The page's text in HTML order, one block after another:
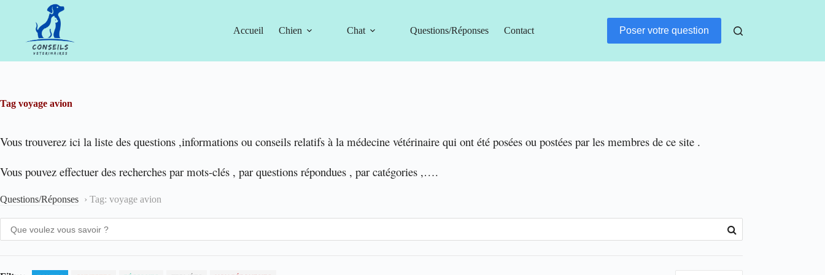
Accueil Chien Chat Questions/Réponses Contact Poser votre question
Tag voyage avion
Vous trouverez ici la liste des questions ,informations ou conseils relatifs à la médecine vétérinaire qui ont été posées ou postées par les membres de ce site .
Vous pouvez effectuer des recherches par mots-clés , par questions répondues , par catégories ,….
Questions/Réponses › Tag: voyage avion